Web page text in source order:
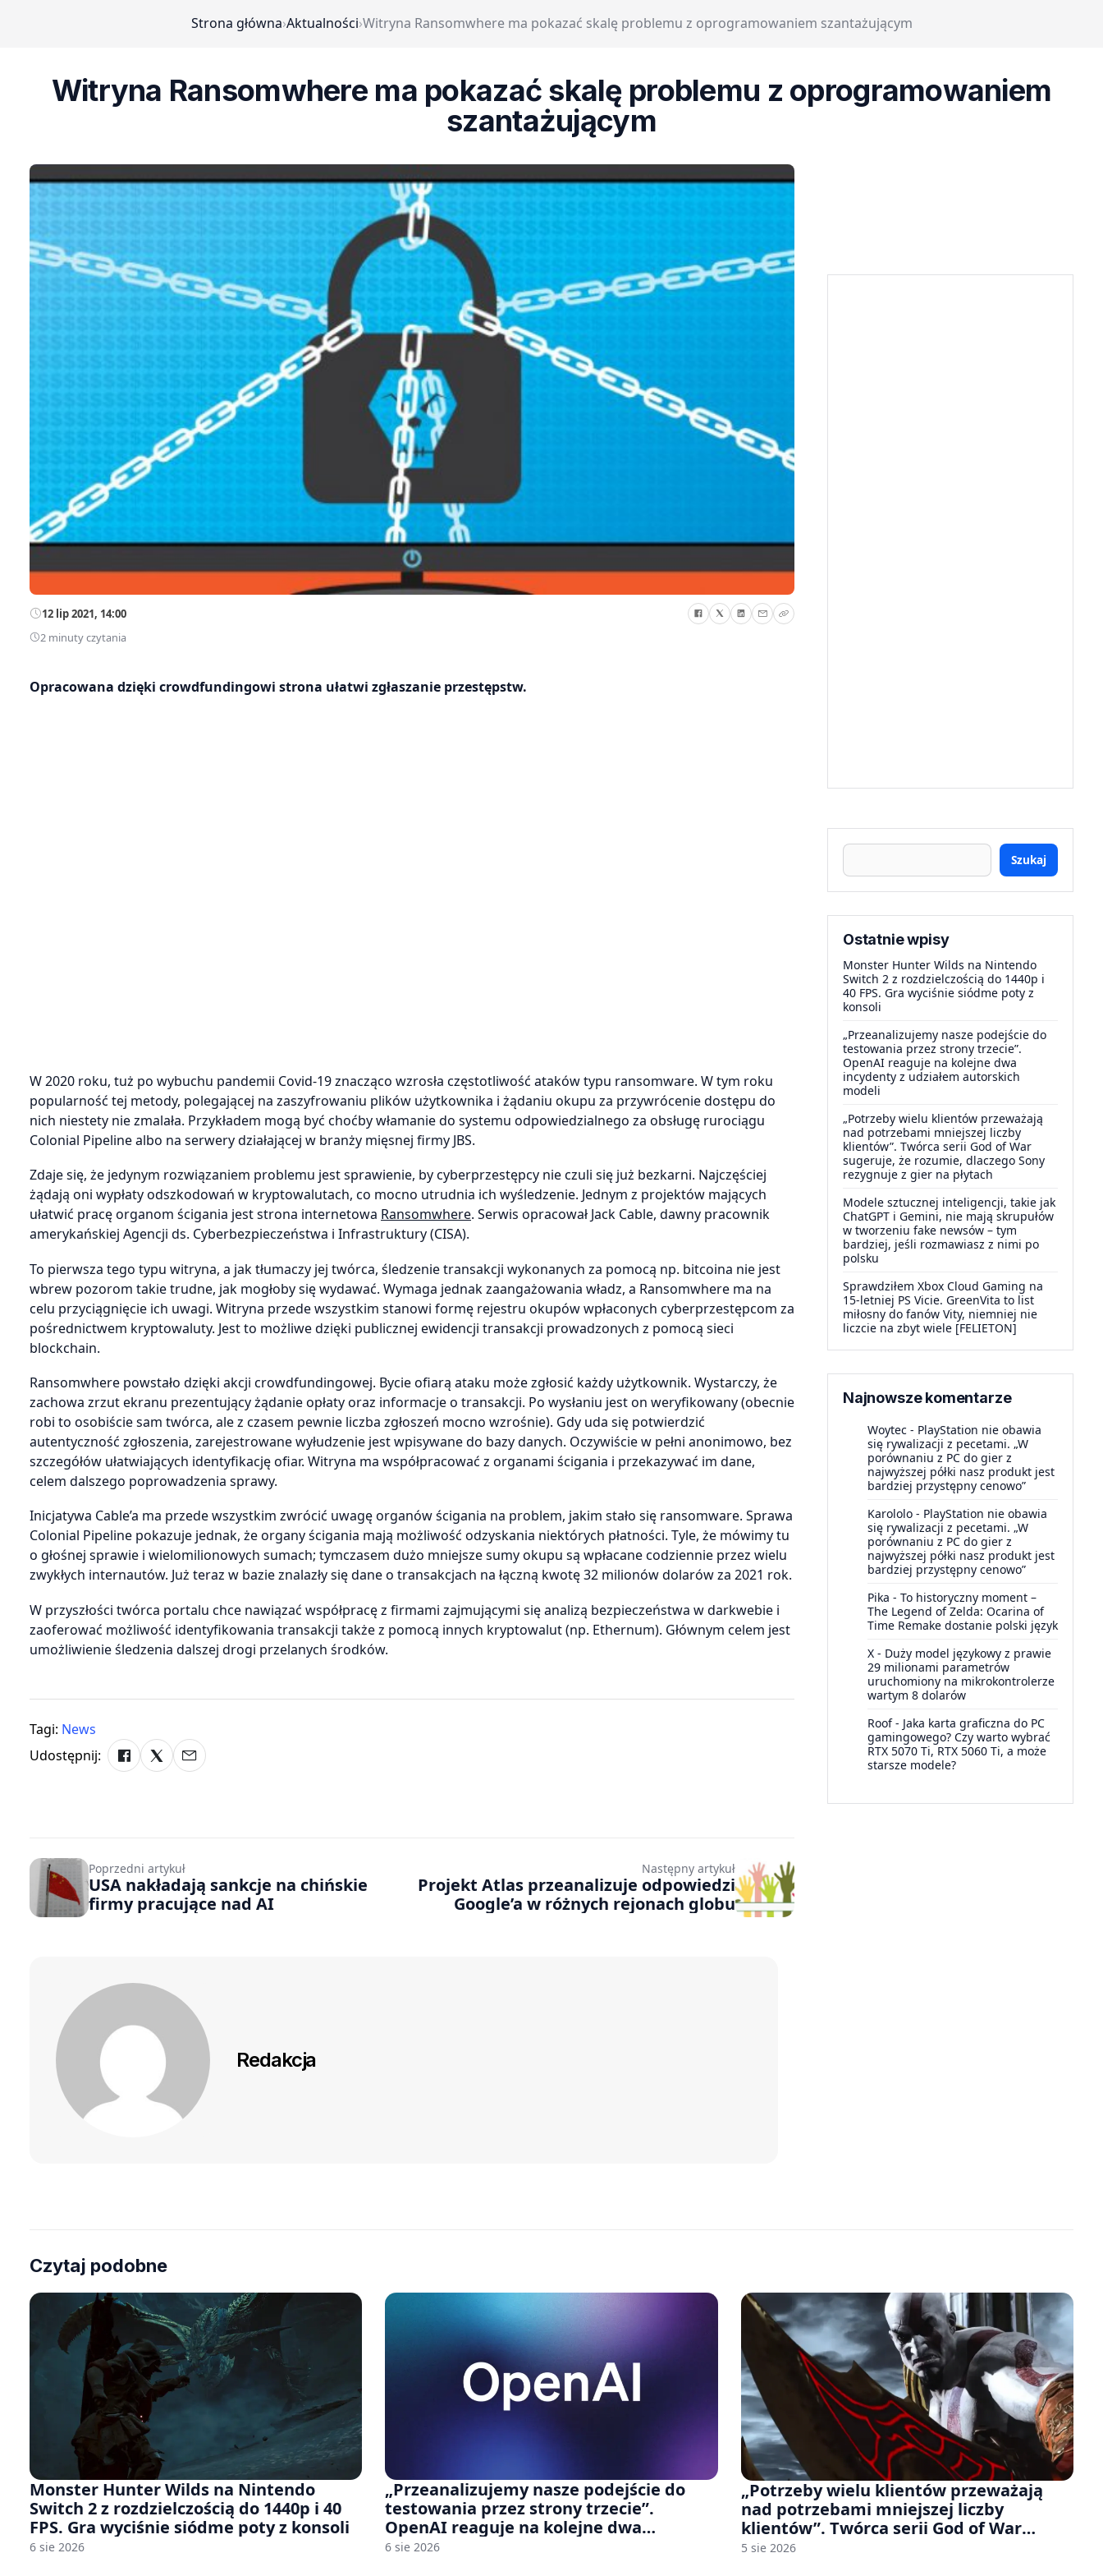
Strona główna›Aktualności›Witryna Ransomwhere ma pokazać skalę problemu z oprogramowaniem szantażującym
Witryna Ransomwhere ma pokazać skalę problemu z oprogramowaniem
szantażującym
12 lip 2021, 14:00
2 minuty czytania
Opracowana dzięki crowdfundingowi strona ułatwi zgłaszanie przestępstw.
W 2020 roku, tuż po wybuchu pandemii Covid-19 znacząco wzrosła częstotliwość ataków typu ransomware. W tym roku
popularność tej metody, polegającej na zaszyfrowaniu plików użytkownika i żądaniu okupu za przywrócenie dostępu do
nich niestety nie zmalała. Przykładem mogą być choćby włamanie do systemu odpowiedzialnego za obsługę rurociągu
Colonial Pipeline albo na serwery działającej w branży mięsnej firmy JBS.
Zdaje się, że jedynym rozwiązaniem problemu jest sprawienie, by cyberprzestępcy nie czuli się już bezkarni. Najczęściej
żądają oni wypłaty odszkodowań w kryptowalutach, co mocno utrudnia ich wyśledzenie. Jednym z projektów mających
ułatwić pracę organom ścigania jest strona internetowa Ransomwhere. Serwis opracował Jack Cable, dawny pracownik
amerykańskiej Agencji ds. Cyberbezpieczeństwa i Infrastruktury (CISA).
To pierwsza tego typu witryna, a jak tłumaczy jej twórca, śledzenie transakcji wykonanych za pomocą np. bitcoina nie jest
wbrew pozorom takie trudne, jak mogłoby się wydawać. Wymaga jednak zaangażowania władz, a Ransomwhere ma na
celu przyciągnięcie ich uwagi. Witryna przede wszystkim stanowi formę rejestru okupów wpłaconych cyberprzestępcom za
pośrednictwem kryptowaluty. Jest to możliwe dzięki publicznej ewidencji transakcji prowadzonych z pomocą sieci
blockchain.
Ransomwhere powstało dzięki akcji crowdfundingowej. Bycie ofiarą ataku może zgłosić każdy użytkownik. Wystarczy, że
zachowa zrzut ekranu prezentujący żądanie opłaty oraz informacje o transakcji. Po wysłaniu jest on weryfikowany (obecnie
robi to osobiście sam twórca, ale z czasem pewnie liczba zgłoszeń mocno wzrośnie). Gdy uda się potwierdzić
autentyczność zgłoszenia, zarejestrowane wyłudzenie jest wpisywane do bazy danych. Oczywiście w pełni anonimowo, bez
szczegółów ułatwiających identyfikację ofiar. Witryna ma współpracować z organami ścigania i przekazywać im dane,
celem dalszego poprowadzenia sprawy.
Inicjatywa Cable’a ma przede wszystkim zwrócić uwagę organów ścigania na problem, jakim stało się ransomware. Sprawa
Colonial Pipeline pokazuje jednak, że organy ścigania mają możliwość odzyskania niektórych płatności. Tyle, że mówimy tu
o głośnej sprawie i wielomilionowych sumach; tymczasem dużo mniejsze sumy okupu są wpłacane codziennie przez wielu
zwykłych internautów. Już teraz w bazie znalazły się dane o transakcjach na łączną kwotę 32 milionów dolarów za 2021 rok.
W przyszłości twórca portalu chce nawiązać współpracę z firmami zajmującymi się analizą bezpieczeństwa w darkwebie i
zaoferować możliwość identyfikowania transakcji także z pomocą innych kryptowalut (np. Ethernum). Głównym celem jest
umożliwienie śledzenia dalszej drogi przelanych środków.
Tagi: News
Udostępnij:
Szukaj
Ostatnie wpisy
Monster Hunter Wilds na Nintendo
Switch 2 z rozdzielczością do 1440p i
40 FPS. Gra wyciśnie siódme poty z
konsoli
„Przeanalizujemy nasze podejście do
testowania przez strony trzecie”.
OpenAI reaguje na kolejne dwa
incydenty z udziałem autorskich
modeli
„Potrzeby wielu klientów przeważają
nad potrzebami mniejszej liczby
klientów”. Twórca serii God of War
sugeruje, że rozumie, dlaczego Sony
rezygnuje z gier na płytach
Modele sztucznej inteligencji, takie jak
ChatGPT i Gemini, nie mają skrupułów
w tworzeniu fake newsów – tym
bardziej, jeśli rozmawiasz z nimi po
polsku
Sprawdziłem Xbox Cloud Gaming na
15-letniej PS Vicie. GreenVita to list
miłosny do fanów Vity, niemniej nie
liczcie na zbyt wiele [FELIETON]
Najnowsze komentarze
Woytec - PlayStation nie obawia
się rywalizacji z pecetami. „W
porównaniu z PC do gier z
najwyższej półki nasz produkt jest
bardziej przystępny cenowo”
Karololo - PlayStation nie obawia
się rywalizacji z pecetami. „W
porównaniu z PC do gier z
najwyższej półki nasz produkt jest
bardziej przystępny cenowo”
Pika - To historyczny moment –
The Legend of Zelda: Ocarina of
Time Remake dostanie polski język
X - Duży model językowy z prawie
29 milionami parametrów
uruchomiony na mikrokontrolerze
wartym 8 dolarów
Roof- Jaka karta graficzna do PC
gamingowego? Czy warto wybrać
RTX 5070 Ti, RTX 5060 Ti, a może
starsze modele?
Poprzedni artykuł
USA nakładają sankcje na chińskie
firmy pracujące nad AI
Następny artykuł
Projekt Atlas przeanalizuje odpowiedzi
Google’a w różnych rejonach globu
Redakcja
Czytaj podobne
Monster Hunter Wilds na Nintendo
Switch 2 z rozdzielczością do 1440p i 40
FPS. Gra wyciśnie siódme poty z konsoli
6 sie 2026
„Przeanalizujemy nasze podejście do
testowania przez strony trzecie”.
OpenAI reaguje na kolejne dwa
incydenty z udziałem autorskich modeli
6 sie 2026
„Potrzeby wielu klientów przeważają
nad potrzebami mniejszej liczby
klientów”. Twórca serii God of War
sugeruje, że rozumie, dlaczego Sony
5 sie 2026